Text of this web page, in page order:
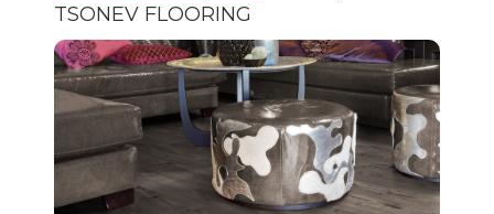
TSONEV FLOORING